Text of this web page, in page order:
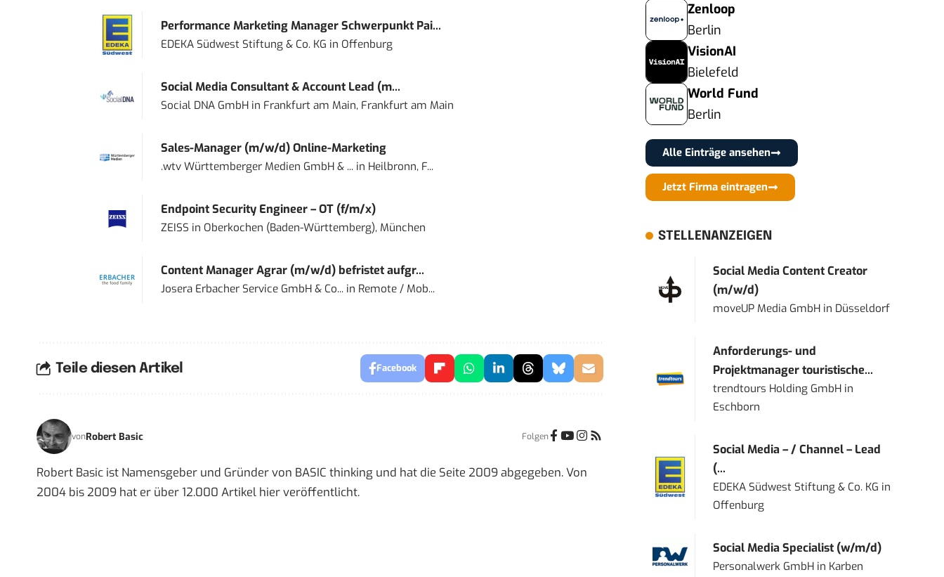
Performance Marketing Manager Schwerpunkt Pai...
EDEKA Südwest Stiftung & Co. KG in Offenburg
Social Media Consultant & Account Lead (m...
Social DNA GmbHin Frankfurt am Main, Frankfurt am Main
Sales-Manager (m/w/d) Online-Marketing
.wtv Württemberger Medien GmbH & ...in Heilbronn, F...
Endpoint Security Engineer – OT (f/m/x)
ZEISS in Oberkochen (Baden-Württemberg), München
Content Manager Agrar (m/w/d) befristet aufgr...
Josera Erbacher Service GmbH & Co...in Remote / Mob...
Teile diesen Artikel Facebook
vonRobert Basic Folgen
Robert Basic ist Namensgeber und Gründer von BASIC thinking und hat die Seite 2009 abgegeben. Von
2004 bis 2009 hat er über 12.000 Artikel hier veröffentlicht.
Zenloop
Berlin
VisionAI
Bielefeld
World Fund
Berlin
Alle Einträge ansehen
Jetzt Firma eintragen
STELLENANZEIGEN
Social Media Content Creator
(m/w/d)
moveUP Media GmbH in Düsseldorf
Anforderungs- und
Projektmanager touristische...
trendtours Holding GmbH in
Eschborn
Social Media – / Channel – Lead
(...
EDEKA Südwest Stiftung & Co. KG in
Offenburg
Social Media Specialist (w/m/d)
Personalwerk GmbH in Karben